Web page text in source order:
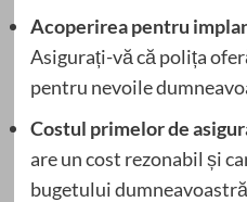
Acoperirea pentru
Asigurați-vă că polița
pentru nevoile
Costul primelor de
are un cost rezonabil și
bugetului